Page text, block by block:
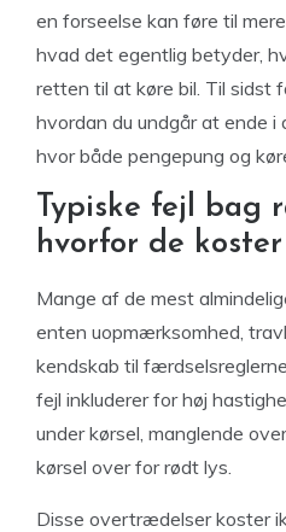
en forseelse kan føre til
hvad det egentlig betyder,
retten til at køre bil. Til sidst
hvordan du undgår at ende i
hvor både pengepung og
Typiske fejl bag
hvorfor de koster
Mange af de mest
enten uopmærksomhed,
kendskab til
fejl inkluderer for høj
under kørsel, manglende
kørsel over for rødt lys.
Disse overtrædelser koster